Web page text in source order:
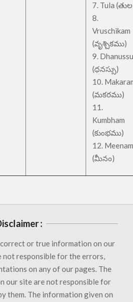
7. Tula
8.
Vruschikam
(వృశ్చికము)
9. Dhanussu
(ధనస్సు)
10.
(మకరము)
11.
Kumbham
(కుంభము)
12. Meenam
(మీనం)
:
or true information on our
not responsible for the errors,
on any of our pages. The
our site are not responsible for
them. The information given on